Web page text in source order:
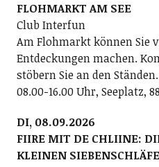
FLOHMARKT AM SEE
Club Interfun
Am Flohmarkt können Sie
Entdeckungen machen.
stöbern Sie an den Ständen.
08.00-16.00 Uhr, Seeplatz,
DI, 08.09.2026
FIIRE MIT DE CHLIINE:
KLEINEN